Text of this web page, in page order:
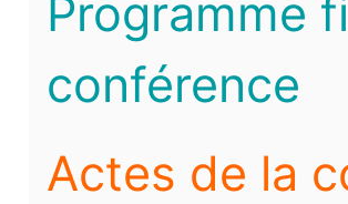
Programme
conférence
Actes de la